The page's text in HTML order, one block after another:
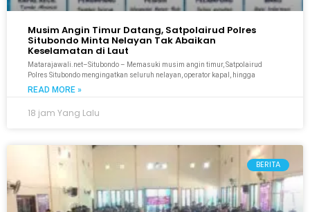
Musim Angin Timur Datang, Satpolairud Polres
Situbondo Minta Nelayan Tak Abaikan
Keselamatan di Laut
Matarajawali.net–Situbondo – Memasuki musim angin timur, Satpolairud
Polres Situbondo mengingatkan seluruh nelayan, operator kapal, hingga
READ MORE »
18 jam Yang Lalu
BERITA